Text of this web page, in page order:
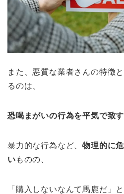
また、悪質な業者さんの特徴
るのは、
恐喝まがいの行為を平気で致す
暴力的な行為など、物理的に
い ものの、
「購入しないなんて馬鹿だ」